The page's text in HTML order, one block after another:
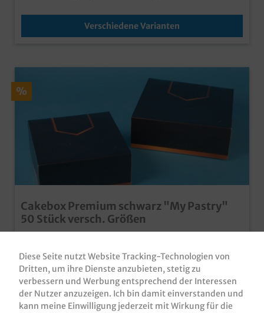
Verschiedene Varianten
%
Cakebox Premium schwarz "My Pastry"
50 Stück versch. Größen
verschiedene Größen zur Auswahl18x18x8cm /
22x22x8cmmoderne und stylische Cakeboxenextra
starke Premium Qualitätansprechender
Neutraldruckideal für Bäckerei, Konditorei, Patisserie,
usw.auch individuell bedruckbar
Produktnummer:TK181808MP
Varianten ab26,80 €*
Diese Seite nutzt Website Tracking-Technologien von
Dritten, um ihre Dienste anzubieten, stetig zu
verbessern und Werbung entsprechend der Interessen
der Nutzer anzuzeigen. Ich bin damit einverstanden und
kann meine Einwilligung jederzeit mit Wirkung für die